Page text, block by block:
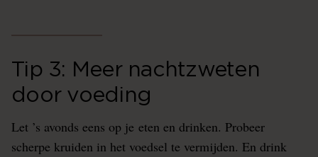
Tip 3: Meer nachtzweten
door voeding
Let ’s avonds eens op je eten en drinken. Probeer
scherpe kruiden in het voedsel te vermijden. En drink